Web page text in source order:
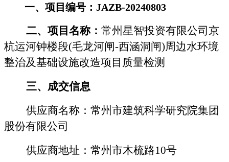
一、项目编号： JAZB-20240803
二、项目名称： 常州星智投资有限公司京
杭运河钟楼段(毛龙河闸-西涵洞闸)周边水环境
整治及基础设施改造项目质量检测
三、成交信息
供应商名称： 常州市建筑科学研究院集团
股份有限公司
供应商地址 ：常州市木梳路10号